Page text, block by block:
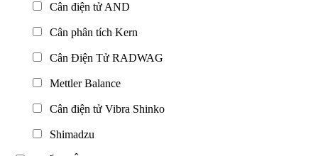
Cân điện tử AND
Cân phân tích Kern
Cân Điện Tử RADWAG
Mettler Balance
Cân điện tử Vibra Shinko
Shimadzu